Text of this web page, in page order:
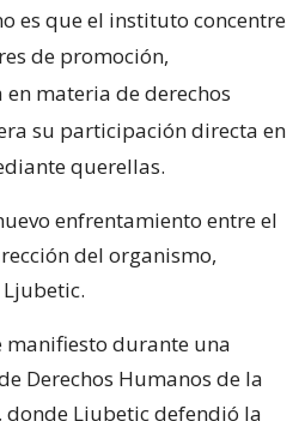
es que el instituto concentre
de promoción,
materia de derechos
su participación directa en
querellas.
enfrentamiento entre el
del organismo,
manifiesto durante una
Derechos Humanos de la
Ljubetic defendió la